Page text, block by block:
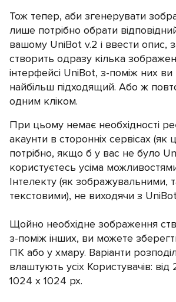
Тож тепер, аби згенерувати
лише потрібно обрати
вашому UniBot v.2 і ввести опис,
створить одразу кілька
інтерфейсі UniBot, з-поміж них
найбільш підходящий. Або ж
одним кліком.
При цьому немає необхідності
акаунти в сторонніх сервісах (як
потрібно, якщо б у вас не було
користуєтесь усіма
Інтелекту (як зображувальними,
текстовими), не виходячи з
Щойно необхідне зображення
з-поміж інших, ви можете
ПК або у хмару. Варіанти
влаштують усіх Користувачів:
1024 х 1024 px.